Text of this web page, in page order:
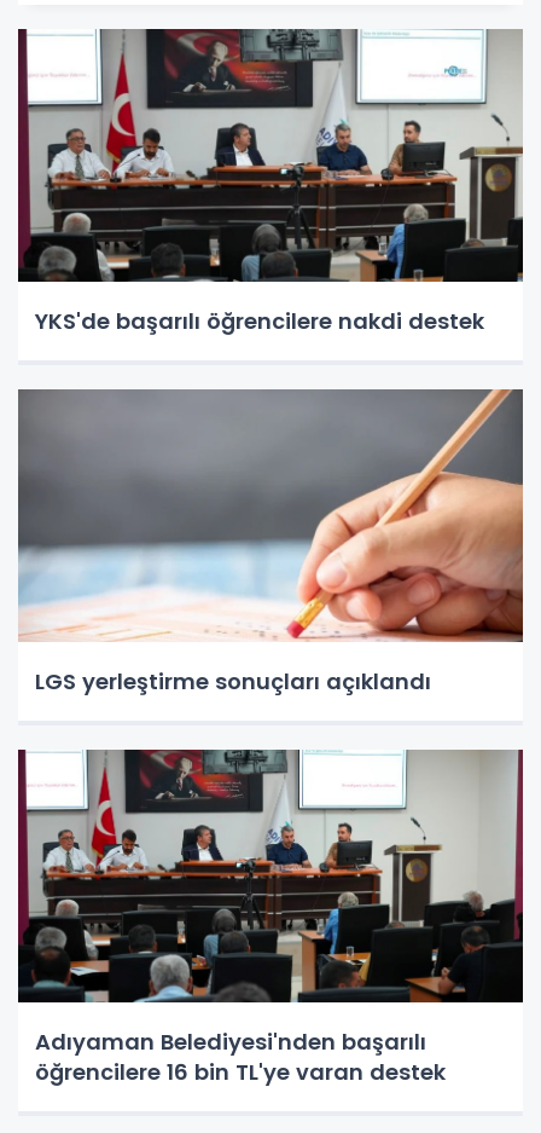
YKS'de başarılı öğrencilere nakdi destek
LGS yerleştirme sonuçları açıklandı
Adıyaman Belediyesi'nden başarılı
öğrencilere 16 bin TL'ye varan destek